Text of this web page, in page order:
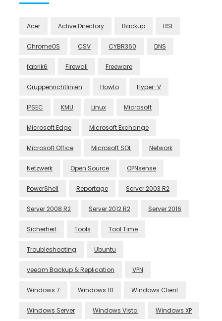
Acer Active Directory Backup BSI
ChromeOS CSV CYBR360 DNS
fabrik6 Firewall Freeware
Gruppenrichtlinien Howto Hyper-V
IPSEC KMU Linux Microsoft
Microsoft Edge Microsoft Exchange
Microsoft Office Microsoft SQL Network
Netzwerk Open Source OPNsense
PowerShell Reportage Server 2003 R2
Server 2008 R2 Server 2012 R2 Server 2016
Sicherheit Tools Tool Time
Troubleshooting Ubuntu
veeam Backup & Replication VPN
Windows 7 Windows 10 Windows Client
Windows Server Windows Vista Windows XP